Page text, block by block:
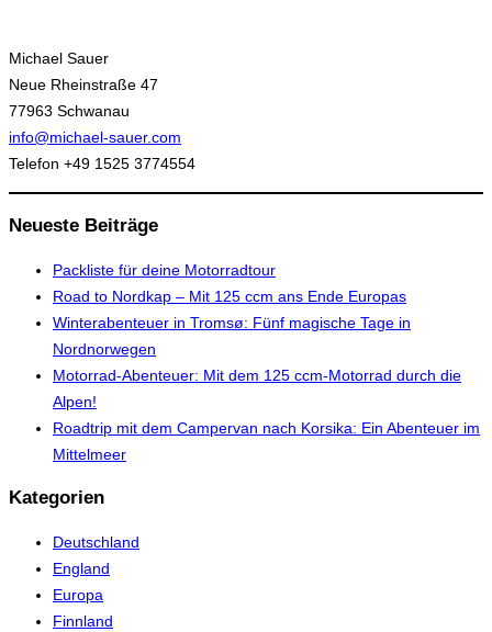
Michael Sauer
Neue Rheinstraße 47
77963 Schwanau
info@michael-sauer.com
Telefon +49 1525 3774554
Neueste Beiträge
Packliste für deine Motorradtour
Road to Nordkap – Mit 125 ccm ans Ende Europas
Winterabenteuer in Tromsø: Fünf magische Tage in
Nordnorwegen
Motorrad-Abenteuer: Mit dem 125 ccm-Motorrad durch die
Alpen!
Roadtrip mit dem Campervan nach Korsika: Ein Abenteuer im
Mittelmeer
Kategorien
Deutschland
England
Europa
Finnland